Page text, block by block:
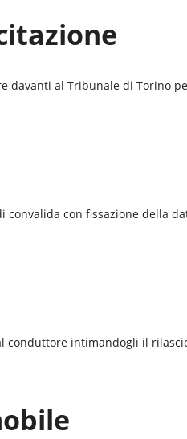
davanti al Tribunale di Torino
con fissazione della
intimandogli il